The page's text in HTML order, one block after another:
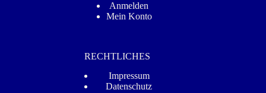
Anmelden
Mein Konto
RECHTLICHES
Impressum
Datenschutz­